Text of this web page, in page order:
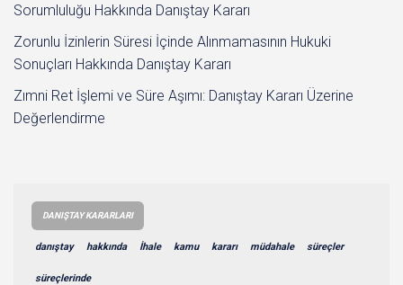
Sorumluluğu Hakkında Danıştay Kararı
Zorunlu İzinlerin Süresi İçinde Alınmamasının Hukuki
Sonuçları Hakkında Danıştay Kararı
Zımni Ret İşlemi ve Süre Aşımı: Danıştay Kararı Üzerine
Değerlendirme
DANIŞTAY KARARLARI
danıştay hakkında İhale kamu kararı müdahale süreçler
süreçlerinde